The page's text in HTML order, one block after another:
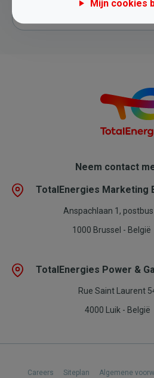
Neem contact
TotalEnergies Marketing
Anspachlaan 1, postbus
1000 Brussel - België
TotalEnergies Power &
Rue Saint Laurent
4000 Luik - België
Careers Siteplan Algemene
Mijn cookies